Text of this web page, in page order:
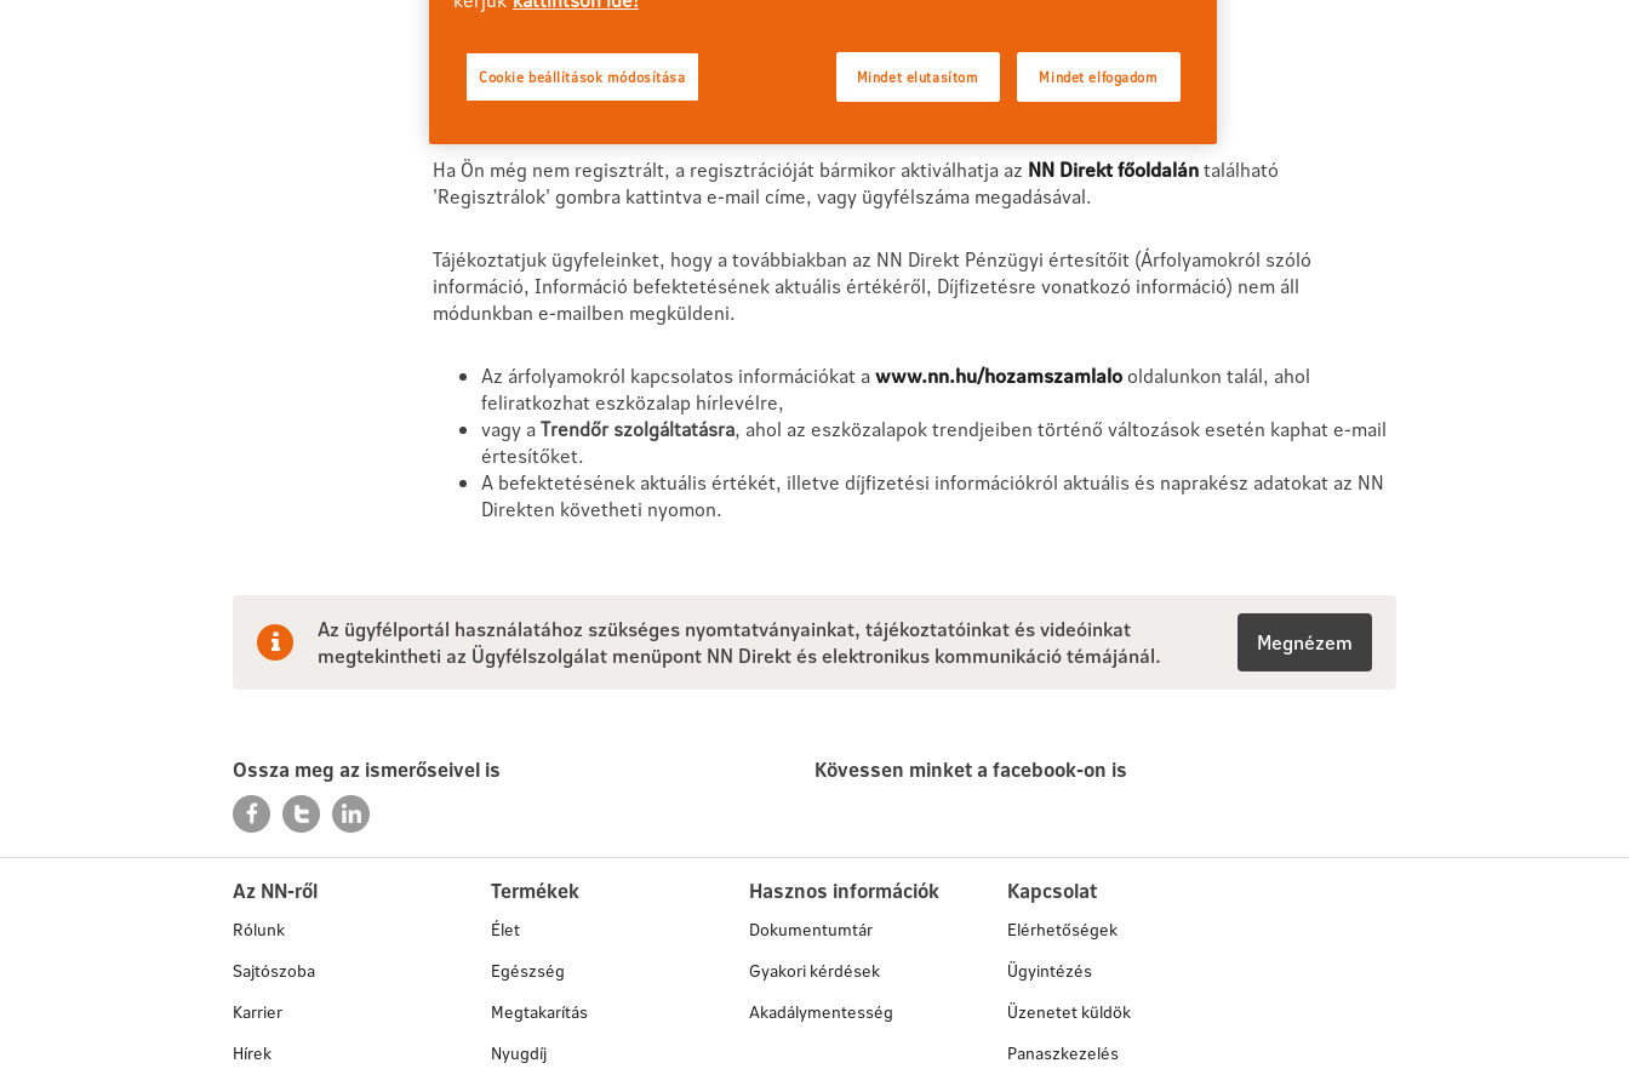
Direkten.
Belépek
Ha Ön még nem regisztrált, a regisztrációját bármikor aktiválhatja az NN Direkt főoldalántalálható
'Regisztrálok' gombra kattintva e-mail címe, vagy ügyfélszáma megadásával.
Tájékoztatjuk ügyfeleinket, hogy a továbbiakban az NN Direkt Pénzügyi értesítőit (Árfolyamokról szóló
információ, Információ befektetésének aktuális értékéről, Díjfizetésre vonatkozó információ) nem áll
módunkban e-mailben megküldeni.
Az árfolyamokról kapcsolatos információkat awww.nn.hu/hozamszamlalo oldalunkon talál, ahol
feliratkozhat eszközalap hírlevélre,
vagy aTrendőr szolgáltatásra, ahol az eszközalapok trendjeiben történő változások esetén kaphat e-mail
értesítőket.
A befektetésének aktuális értékét, illetve díjfizetési információkról aktuális és naprakész adatokat az NN
Direkten követheti nyomon.
Az ügyfélportál használatához szükséges nyomtatványainkat, tájékoztatóinkat és videóinkat
megtekintheti az Ügyfélszolgálat menüpont NN Direkt és elektronikus kommunikáció témájánál.
Megnézem
Ossza meg az ismerőseivel is Kövessen minket a facebook-on is
Az NN-ről
Rólunk
Sajtószoba
Karrier
Hírek
Termékek
Élet
Egészség
Megtakarítás
Nyugdíj
Hasznos információk
Dokumentumtár
Gyakori kérdések
Akadálymentesség
Kapcsolat
Elérhetőségek
Ügyintézés
Üzenetet küldök
Panaszkezelés
Mindet elutasítom Mindet elfogadom
Cookie beállítások módosítása